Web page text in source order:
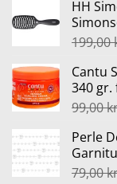
HH
199,00
Cantu
340 gr.
99,00
Perle
79,00